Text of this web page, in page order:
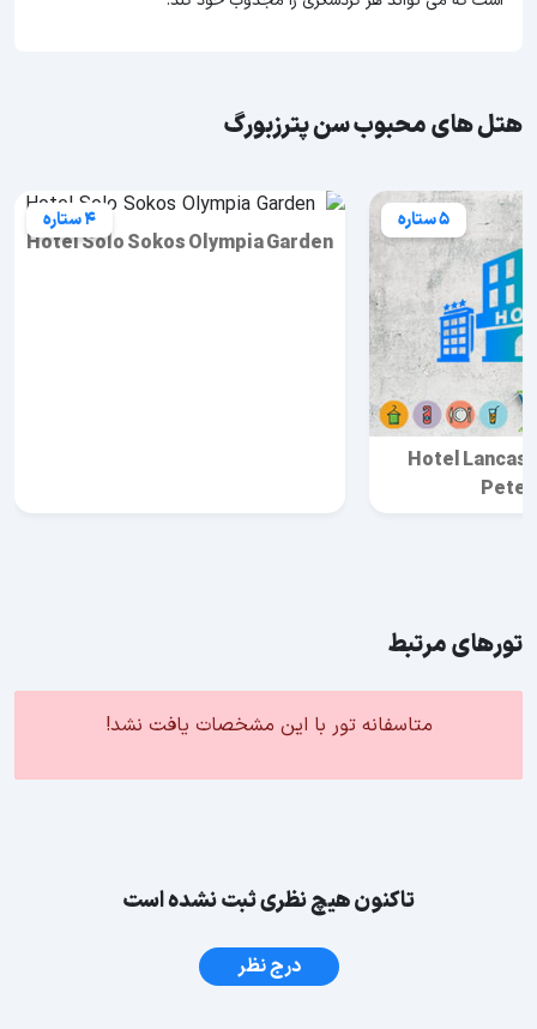
هتل های محبوب سن پترزبورگ
5 ستاره
Hotel
4 ستاره
Hotel Solo Sokos Olympia Garden
تورهای مرتبط
متاسفانه تور با این مشخصات یافت نشد!
تاکنون هیچ نظری ثبت نشده است
درج نظر